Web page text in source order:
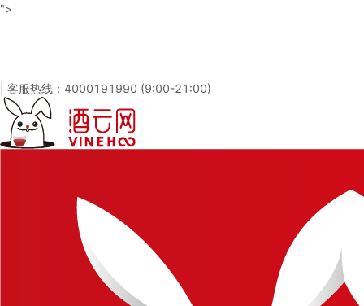
">
客服热线：4000191990 (9:00-21:00)